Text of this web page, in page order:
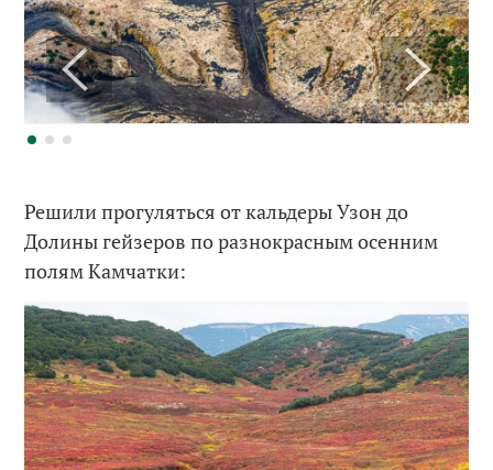
Решили прогуляться от кальдеры Узон до
Долины гейзеров по разнокрасным осенним
полям Камчатки: